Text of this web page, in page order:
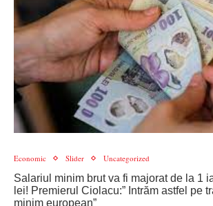
Economic Slider Uncategorized
Salariul minim brut va fi majorat de la 1
lei! Premierul Ciolacu:” Intrăm astfel pe
minim european”